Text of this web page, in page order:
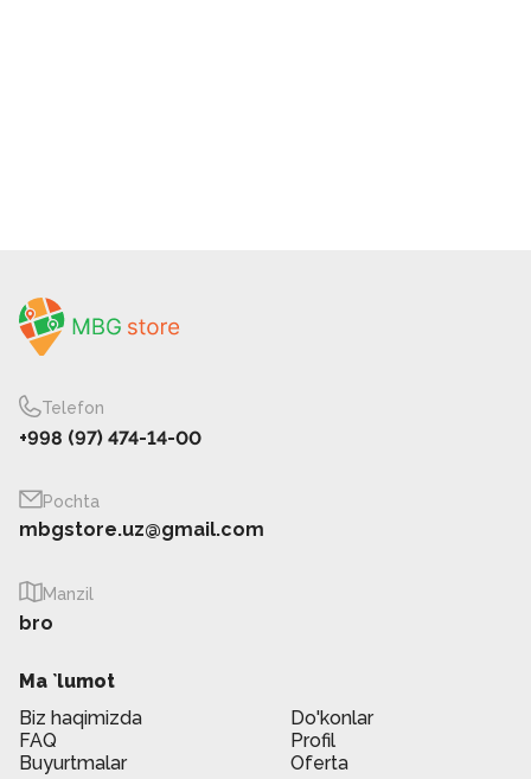
Telefon
+998 (97) 474-14-00
Pochta
mbgstore.uz@gmail.com
Manzil
bro
Ma `lumot
Biz haqimizda
Do'konlar
FAQ
Profil
Buyurtmalar
Oferta